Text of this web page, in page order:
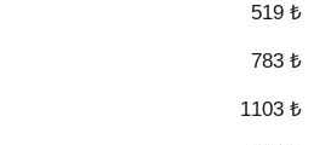
519 ₺
783 ₺
1103 ₺